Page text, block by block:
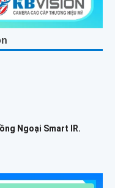
Ngoại Smart IR.